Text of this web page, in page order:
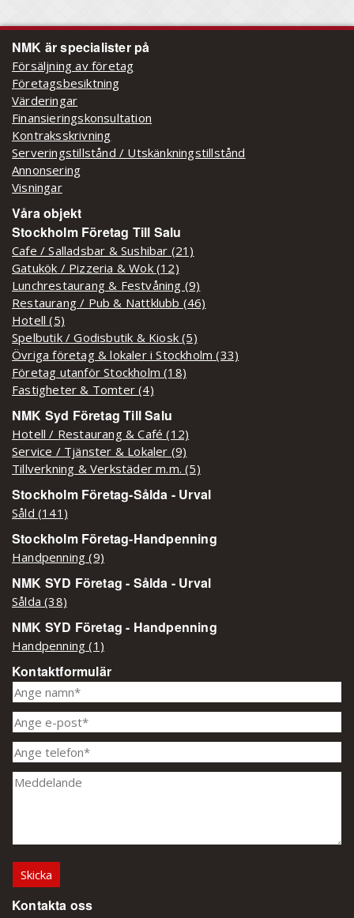
NMK är specialister på
Försäljning av företag
Företagsbesiktning
Värderingar
Finansieringskonsultation
Kontraksskrivning
Serveringstillstånd / Utskänkningstillstånd
Annonsering
Visningar
Våra objekt
Stockholm Företag Till Salu
Cafe / Salladsbar & Sushibar (21)
Gatukök / Pizzeria & Wok (12)
Lunchrestaurang & Festvåning (9)
Restaurang / Pub & Nattklubb (46)
Hotell (5)
Spelbutik / Godisbutik & Kiosk (5)
Övriga företag & lokaler i Stockholm (33)
Företag utanför Stockholm (18)
Fastigheter & Tomter (4)
NMK Syd Företag Till Salu
Hotell / Restaurang & Café (12)
Service / Tjänster & Lokaler (9)
Tillverkning & Verkstäder m.m. (5)
Stockholm Företag-Sålda - Urval
Såld (141)
Stockholm Företag-Handpenning
Handpenning (9)
NMK SYD Företag - Sålda - Urval
Sålda (38)
NMK SYD Företag - Handpenning
Handpenning (1)
Kontaktformulär
Kontakta oss